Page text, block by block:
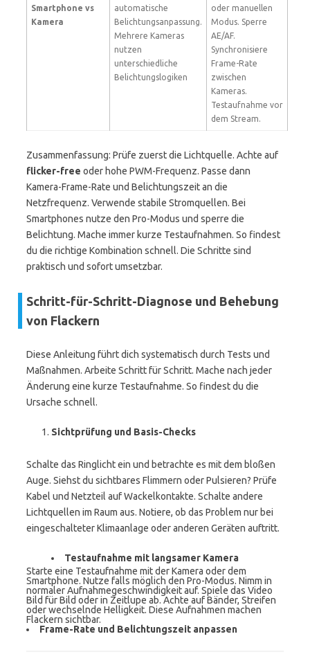
Smartphone vs
Kamera
automatische
Belichtungsanpassung.
Mehrere Kameras
nutzen
unterschiedliche
Belichtungslogiken
oder manuellen
Modus. Sperre
AE/AF.
Synchronisiere
Frame-Rate
zwischen
Kameras.
Testaufnahme vor
dem Stream.
Zusammenfassung: Prüfe zuerst die Lichtquelle. Achte auf
flicker-free oder hohe PWM-Frequenz. Passe dann
Kamera-Frame-Rate und Belichtungszeit an die
Netzfrequenz. Verwende stabile Stromquellen. Bei
Smartphones nutze den Pro-Modus und sperre die
Belichtung. Mache immer kurze Testaufnahmen. So findest
du die richtige Kombination schnell. Die Schritte sind
praktisch und sofort umsetzbar.
Schritt-für-Schritt-Diagnose und Behebung
von Flackern
Diese Anleitung führt dich systematisch durch Tests und
Maßnahmen. Arbeite Schritt für Schritt. Mache nach jeder
Änderung eine kurze Testaufnahme. So findest du die
Ursache schnell.
Sichtprüfung und Basis-Checks
Schalte das Ringlicht ein und betrachte es mit dem bloßen
Auge. Siehst du sichtbares Flimmern oder Pulsieren? Prüfe
Kabel und Netzteil auf Wackelkontakte. Schalte andere
Lichtquellen im Raum aus. Notiere, ob das Problem nur bei
eingeschalteter Klimaanlage oder anderen Geräten auftritt.
Testaufnahme mit langsamer Kamera
Starte eine Testaufnahme mit der Kamera oder dem
Smartphone. Nutze falls möglich den Pro-Modus. Nimm in
normaler Aufnahmegeschwindigkeit auf. Spiele das Video
Bild für Bild oder in Zeitlupe ab. Achte auf Bänder, Streifen
oder wechselnde Helligkeit. Diese Aufnahmen machen
Flackern sichtbar.
Frame-Rate und Belichtungszeit anpassen